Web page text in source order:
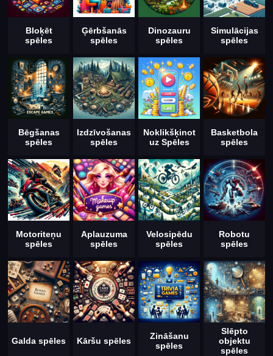
Bloķēt
spēles
Ģērbšanās
spēles
Dinozauru
spēles
Simulācijas
spēles
Bēgšanas
spēles
Izdzīvošanas
spēles
Noklikšķinot
uz Spēles
Basketbola
spēles
Motoriteņu
spēles
Aplauzuma
spēles
Velosipēdu
spēles
Robotu
spēles
Galda spēles Kāršu spēles
Zināšanu
spēles
Slēpto
objektu
spēles